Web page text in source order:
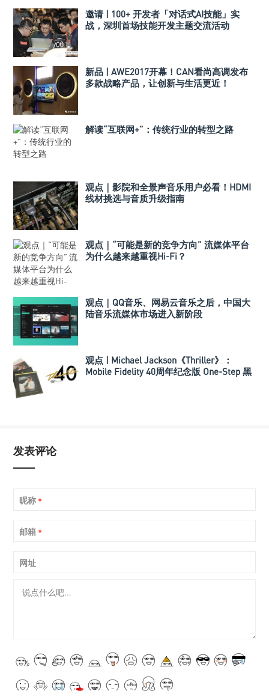
邀请 | 100+ 开发者「对话式AI技能」实
战，深圳首场技能开发主题交流活动
新品 | AWE2017开幕！CAN看尚高调发布
多款战略产品，让创新与生活更近！
解读“互联网+”：传统行业的转型之路
观点｜影院和全景声音乐用户必看！HDMI
线材挑选与音质升级指南
观点｜“可能是新的竞争方向” 流媒体平台
为什么越来越重视Hi-Fi？
观点｜QQ音乐、网易云音乐之后，中国大
陆音乐流媒体市场进入新阶段
观点 | Michael Jackson《Thriller》：
Mobile Fidelity 40周年纪念版 One-Step 黑
发表评论
昵称 *
邮箱 *
网址